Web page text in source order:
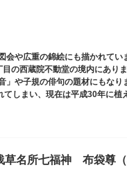
会や広重の錦絵にも描かれてい
の西蔵院不動堂の境内にあり
」や子規の俳句の題材にもなり
しまい、現在は平成30年に植